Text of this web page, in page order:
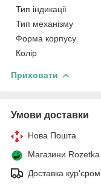
Тип індикації
Тип механізму
Форма корпусу
Колір
Приховати
Умови доставки
Нова Пошта
Магазини Rozetka
Доставка